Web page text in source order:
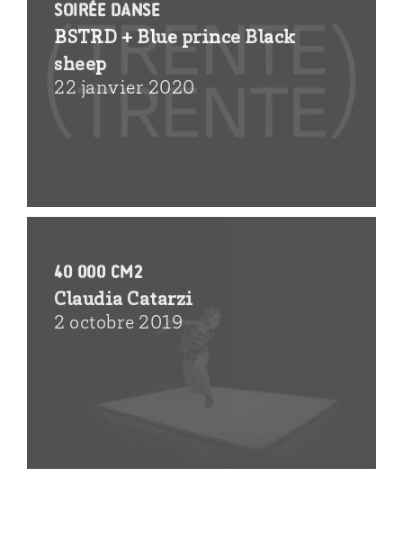
Soirée danse
BSTRD + Blue prince Black
sheep
22 janvier 2020
40 000 cm2
Claudia Catarzi
2 octobre 2019